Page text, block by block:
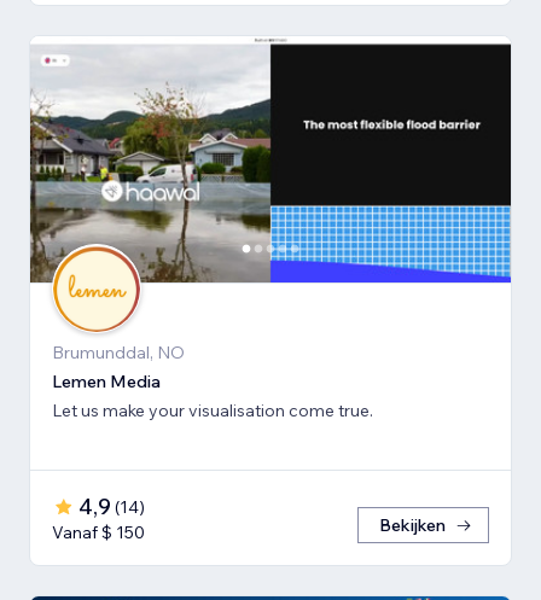
Brumunddal, NO
Lemen Media
Let us make your visualisation come true.
4,9 (14)
Vanaf $ 150
Bekijken